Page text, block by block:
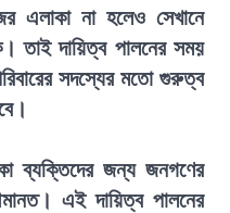
এলাকা না হলেও সেখানে
তাই দায়িত্ব পালনের সময়
সদস্যের মতো গুরুত্ব
ব্যক্তিদের জন্য জনগণের
এই দায়িত্ব পালনের